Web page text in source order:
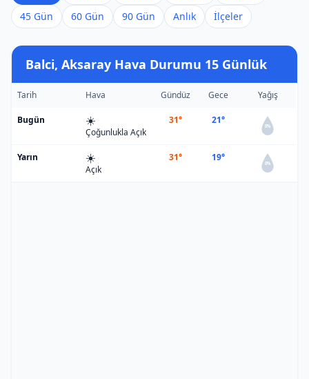
45 Gün
60 Gün 90 Gün Anlık İlçeler
Balci, Aksaray Hava Durumu 15 Günlük
Tarih Hava Gündüz Gece Yağış
Bugün ☀️
Çoğunlukla Açık
31° 21°
0%
Yarın ☀️
Açık
31° 19°
0%